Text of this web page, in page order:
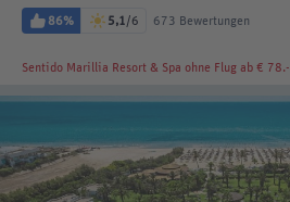
86% 5,1/6 673 Bewertungen
Sentido Marillia Resort & Spa ohne Flug ab € 78.-